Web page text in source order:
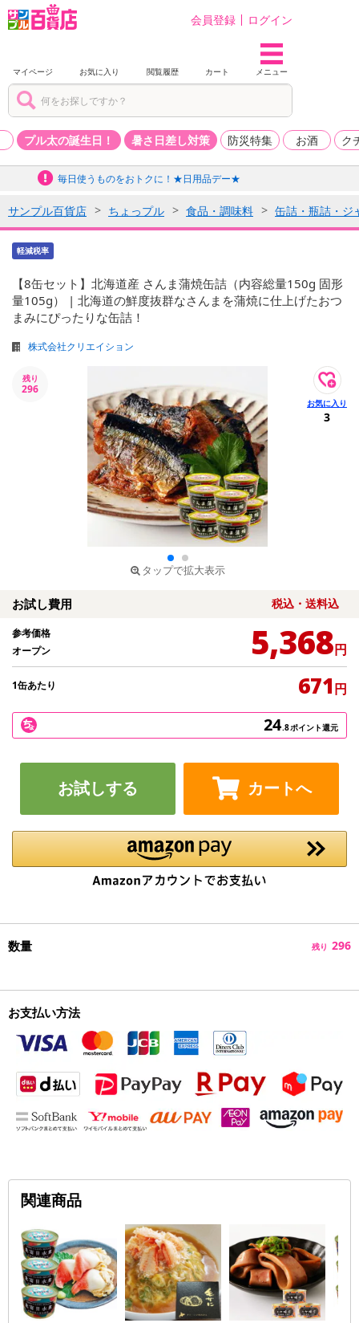
会員登録 ログイン
マイページ お気に入り 閲覧履歴 カート メニュー
プル太の誕生日！ 暑さ日差し対策 防災特集 お酒 ク
毎日使うものをおトクに！★日用品デー★
サンプル百貨店 ちょっプル 食品・調味料 缶詰・瓶詰・ジ
軽減税率
【8缶セット】北海道産 さんま蒲焼缶詰（内容総量150g 固形
量105g） | 北海道の鮮度抜群なさんまを蒲焼に仕上げたおつ
まみにぴったりな缶詰！
株式会社クリエイション
残り
296
タップで拡大表示
3
お試し費用 税込・送料込
参考価格
オープン
5,368円
1缶あたり 671円
24.8ポイント還元
お試しする カートへ
数量 残り 296
お支払い方法
関連商品